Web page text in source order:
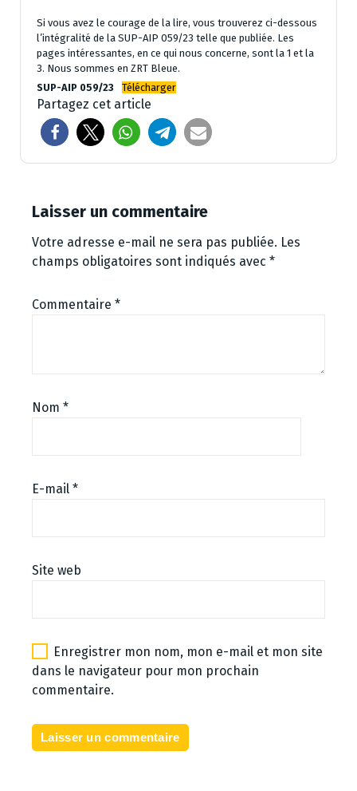
Si vous avez le courage de la lire, vous trouverez ci-dessous
l’intégralité de la SUP-AIP 059/23 telle que publiée. Les
pages intéressantes, en ce qui nous concerne, sont la 1 et la
3. Nous sommes en ZRT Bleue.
SUP-AIP 059/23
Télécharger
Partagez cet article
Laisser un commentaire
Votre adresse e-mail ne sera pas publiée. Les
champs obligatoires sont indiqués avec *
Commentaire *
Nom *
E-mail *
Site web
Enregistrer mon nom, mon e-mail et mon site
dans le navigateur pour mon prochain
commentaire.